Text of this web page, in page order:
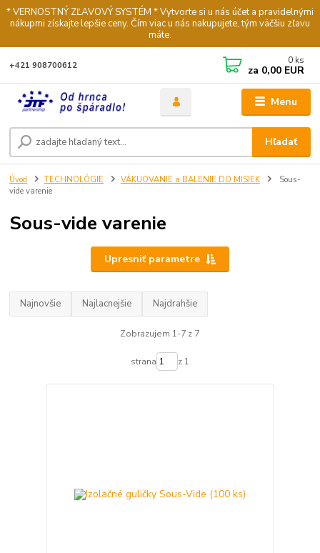
* VERNOSTNÝ ZĽAVOVÝ SYSTÉM * Vytvorte si u nás účet a pravidelnými
nákupmi získajte lepšie ceny. Čím viac u nás nakupujete, tým väčšiu zľavu
máte.
Menu
Hľadať
+421 908700612 0 ks
za 0,00 EUR
Úvod TECHNOLÓGIE VÁKUOVANIE a BALENIE DO MISIEK
Sous-
vide varenie
Sous-vide varenie
Upresniť parametre
Najnovšie Najlacnejšie Najdrahšie
Zobrazujem 1-7 z 7
strana z 1